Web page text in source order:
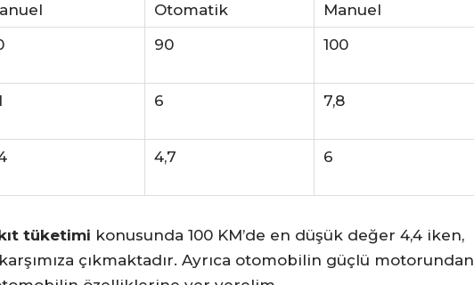
Otomatik
Manuel
90 100
6 7,8
4,7 6
tüketimi konusunda 100 KM’de en düşük değer 4,4 iken,
çıkmaktadır. Ayrıca otomobilin güçlü motorundan